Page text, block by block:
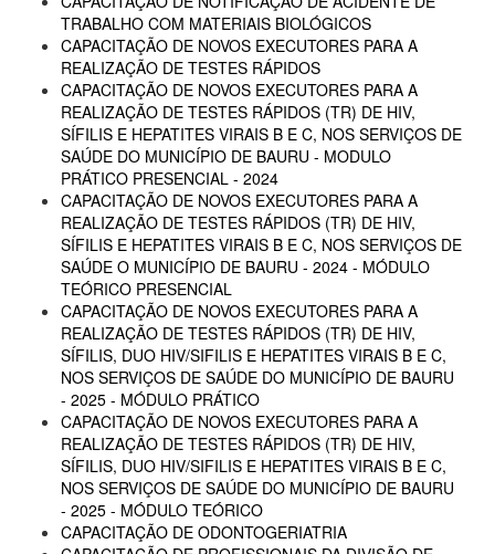
TRABALHO COM MATERIAIS BIOLÓGICOS
CAPACITAÇÃO DE NOVOS EXECUTORES PARA A
REALIZAÇÃO DE TESTES RÁPIDOS
CAPACITAÇÃO DE NOVOS EXECUTORES PARA A
REALIZAÇÃO DE TESTES RÁPIDOS (TR) DE HIV,
SÍFILIS E HEPATITES VIRAIS B E C, NOS SERVIÇOS DE
SAÚDE DO MUNICÍPIO DE BAURU - MODULO
PRÁTICO PRESENCIAL - 2024
CAPACITAÇÃO DE NOVOS EXECUTORES PARA A
REALIZAÇÃO DE TESTES RÁPIDOS (TR) DE HIV,
SÍFILIS E HEPATITES VIRAIS B E C, NOS SERVIÇOS DE
SAÚDE O MUNICÍPIO DE BAURU - 2024 - MÓDULO
TEÓRICO PRESENCIAL
CAPACITAÇÃO DE NOVOS EXECUTORES PARA A
REALIZAÇÃO DE TESTES RÁPIDOS (TR) DE HIV,
SÍFILIS, DUO HIV/SIFILIS E HEPATITES VIRAIS B E C,
NOS SERVIÇOS DE SAÚDE DO MUNICÍPIO DE BAURU
- 2025 - MÓDULO PRÁTICO
CAPACITAÇÃO DE NOVOS EXECUTORES PARA A
REALIZAÇÃO DE TESTES RÁPIDOS (TR) DE HIV,
SÍFILIS, DUO HIV/SIFILIS E HEPATITES VIRAIS B E C,
NOS SERVIÇOS DE SAÚDE DO MUNICÍPIO DE BAURU
- 2025 - MÓDULO TEÓRICO
CAPACITAÇÃO DE ODONTOGERIATRIA